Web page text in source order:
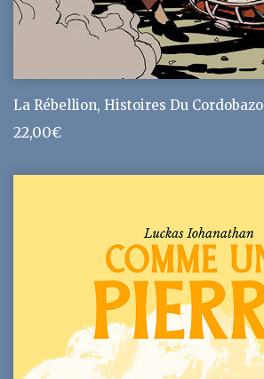
La Rébellion, Histoires Du Cordobazo
22,00€